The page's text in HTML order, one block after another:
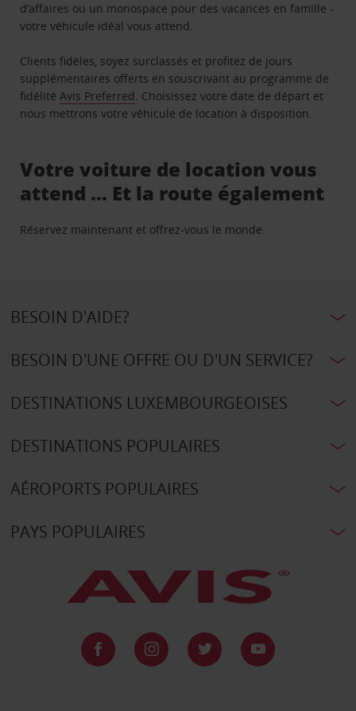
d’affaires ou un monospace pour des vacances en famille -
votre véhicule idéal vous attend.
Clients fidèles, soyez surclassés et profitez de jours
supplémentaires offerts en souscrivant au programme de
fidélitéAvis Preferred. Choisissez votre date de départ et
nous mettrons votre véhicule de location à disposition.
Votre voiture de location vous
attend … Et la route également
Réservez maintenant et offrez-vous le monde.
BESOIN D'AIDE?
BESOIN D'UNE OFFRE OU D'UN SERVICE?
DESTINATIONS LUXEMBOURGEOISES
DESTINATIONS POPULAIRES
AÉROPORTS POPULAIRES
PAYS POPULAIRES